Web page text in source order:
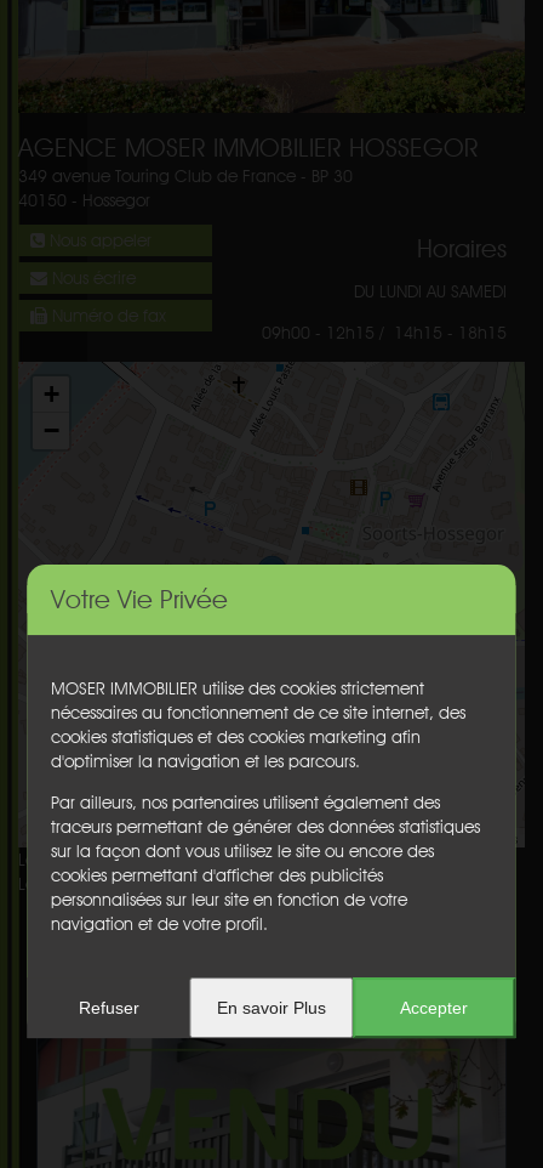
Votre Vie Privée
MOSER IMMOBILIER utilise des cookies strictement
nécessaires au fonctionnement de ce site internet, des
cookies statistiques et des cookies marketing afin
d'optimiser la navigation et les parcours.
Par ailleurs, nos partenaires utilisent également des
traceurs permettant de générer des données statistiques
sur la façon dont vous utilisez le site ou encore des
cookies permettant d'afficher des publicités
personnalisées sur leur site en fonction de votre
navigation et de votre profil.
Refuser En savoir Plus Accepter
AGENCE MOSER IMMOBILIER HOSSEGOR
349 avenue Touring Club de France - BP 30
40150 - Hossegor
Nous appeler
Nous écrire
Numéro de fax
Horaires
DU LUNDI AU SAMEDI
09h00 - 12h15 / 14h15 - 18h15
+
−
Leaflet| generated withosm-generator.com - © OpenStreetMapcontributors
Latitude : 43.657483
Longitude : -1.429108
Nos offres à la vente
EXCLUSIVITE